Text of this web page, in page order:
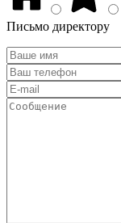
Письмо директору